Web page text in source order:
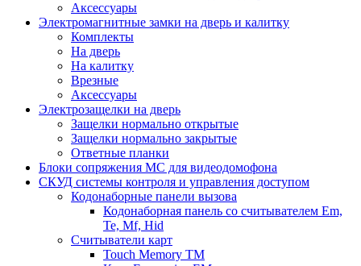
Аксессуары
Электромагнитные замки на дверь и калитку
Комплекты
На дверь
На калитку
Врезные
Аксессуары
Электрозащелки на дверь
Защелки нормально открытые
Защелки нормально закрытые
Ответные планки
Блоки сопряжения МС для видеодомофона
СКУД системы контроля и управления доступом
Кодонаборные панели вызова
Кодонаборная панель со считывателем Em,
Te, Mf, Hid
Считыватели карт
Touch Memory TM